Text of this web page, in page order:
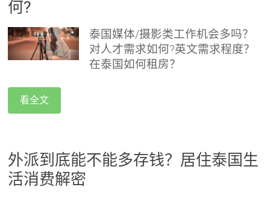
何?
泰国媒体/摄影类工作机会多吗？
对人才需求如何?英文需求程度？
在泰国如何租房？
看全文
外派到底能不能多存钱？居住泰国生
活消费解密